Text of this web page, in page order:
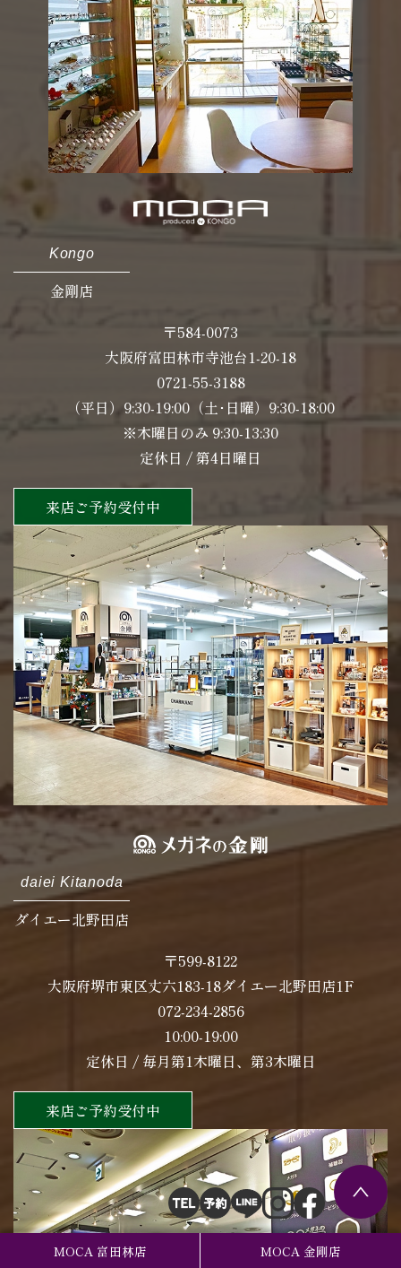
MOCA 富田林店 MOCA 金剛店
Kongo
金剛店
〒584-0073
大阪府富田林市寺池台1-20-18
0721-55-3188
（平日）9:30-19:00（土･日曜）9:30-18:00
※木曜日のみ 9:30-13:30
定休日 / 第4日曜日
来店ご予約受付中
daiei Kitanoda
ダイエー北野田店
〒599-8122
大阪府堺市東区丈六183-18ダイエー北野田店1F
072-234-2856
10:00-19:00
定休日 / 毎月第1木曜日、第3木曜日
来店ご予約受付中